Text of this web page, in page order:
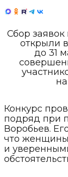
Сбор
открыли
до 31
Конкурс
подряд при
Воробьев.
что
и